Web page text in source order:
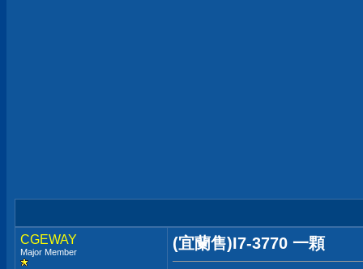
CGEWAY
Major Member (宜蘭售)I7-3770 一顆